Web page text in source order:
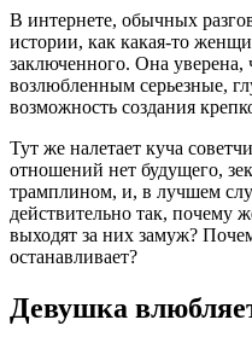
В интернете, обычных
истории, как какая-то
заключенного. Она
возлюбленным серьезные,
возможность создания
Тут же налетает куча
отношений нет будущего,
трамплином, и, в лучшем
действительно так, почему
выходят за них замуж?
останавливает?
Девушка